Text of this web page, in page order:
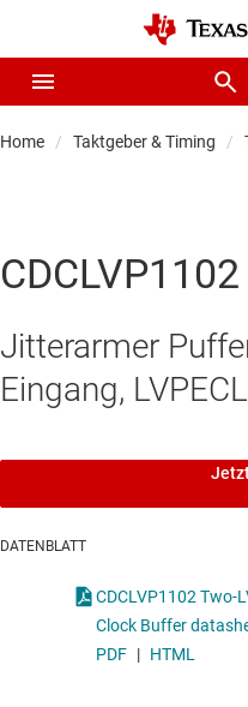
Home Taktgeber & Timing
CDCLVP1102
Jitterarmer
Eingang,
DATENBLATT
CDCLVP1102 Two-LVPECL
Clock Buffer
PDF | HTML